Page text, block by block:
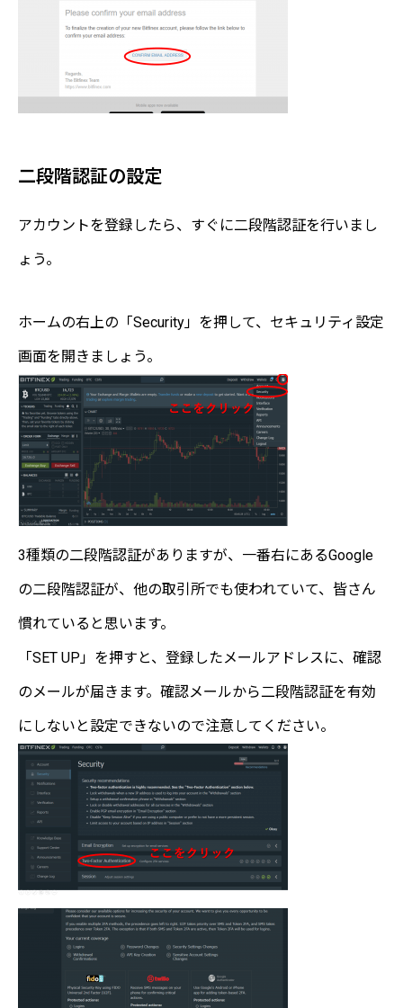
二段階認証の設定
アカウントを登録したら、すぐに二段階認証を行いまし
ょう。
ホームの右上の「Security」を押して、セキュリティ設定
画面を開きましょう。
3種類の二段階認証がありますが、一番右にあるGoogle
の二段階認証が、他の取引所でも使われていて、皆さん
慣れていると思います。
「SET UP」を押すと、登録したメールアドレスに、確認
のメールが届きます。確認メールから二段階認証を有効
にしないと設定できないので注意してください。